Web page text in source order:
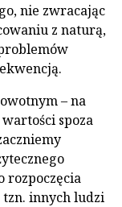
nie zwracając
z naturą,
– na
spoza
rozpoczęcia
tzn. innych ludzi